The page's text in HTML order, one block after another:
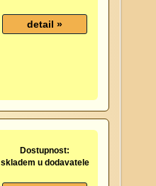
Dostupnost:
skladem u dodavatele